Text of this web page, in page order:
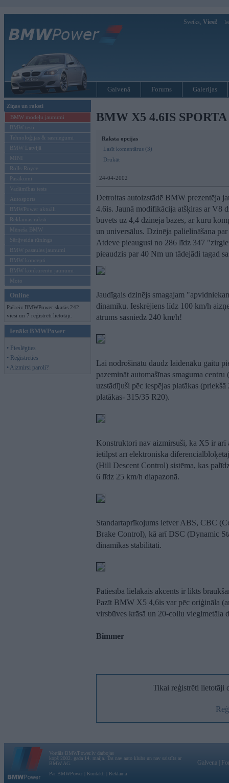
Sveiks, Viesi!
Galvenā Forums Galerijas
Ziņas un raksti
BMW modeļu jaunumi
BMW testi
Tehnoloģijas & sasniegumi
BMW Latvijā
MINI
Rolls-Royce
Pasākumi
Vadāmības tests
Autosports
BMWPower aktuāli
Reklāmas raksti
Mēneša BMW
Sērijveida tūnings
BMW pasaules jaunumi
BMW koncepti
BMW konkurentu jaunumi
Moto
Online
Pašreiz BMWPower skatās 242
viesi un 7 reģistrēti lietotāji.
Ienākt BMWPower
• Pieslēgties
• Reģistrēties
• Aizmirsi paroli?
BMW X5 4.6IS
Raksta opcijas
Lasīt komentārus (3)
Drukāt
24-04-2002
Detroitas autoizstādē BMW prezentēja
4.6is. Jaunā modifikācija atšķiras ar V8
būvēts uz 4,4 dzinēja bāzes, ar kuru
un universālus. Dzinēja palielināšana
Atdeve pieaugusi no 286 līdz 347
pieaudzis par 40 Nm un tādejādi tagad
Jaudīgais dzinējs smagajam
dinamiku. Ieskrējiens līdz 100 km/h
ātrums sasniedz 240 km/h!
Lai nodrošinātu daudz laidenāku gaitu
pazemināt automašīnas smaguma
uzstādījuši pēc iespējas platākas
platākas- 315/35 R20).
Konstruktori nav aizmirsuši, ka X5 ir arī
ietilpst arī elektroniska
(Hill Descent Control) sistēma, kas
6 līdz 25 km/h diapazonā.
Standartaprīkojums ietver ABS, CBC
Brake Control), kā arī DSC (Dynamic
dinamikas stabilitāti.
Patiesībā lielākais akcents ir likts
Pazīt BMW X5 4,6is var pēc oriģināla
virsbūves krāsā un 20-collu vieglmetāla
Bimmer
Tikai reģistrēti lietotāji
Vortāls BMWPower.lv darbojas
kopš 2002. gada 14. maija. Tas nav auto klubs un nav saistīts ar
BMW AG.
Par BMWPower
Kontakti Reklāma
Galvena